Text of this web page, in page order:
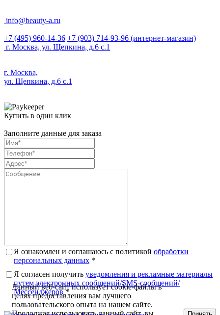
info@beauty-a.ru
+7 (495) 960-14-36 +7 (903) 714-93-96 (интернет-магазин)
г. Москва, ул. Щепкина, д.6 с.1
г. Москва,
ул. Щепкина, д.6 с.1
Купить в один клик
Заполните данные для заказа
Я ознакомлен и соглашаюсь с политикой обработки
персональных данных *
Я согласен получить уведомления и рекламные материалы
путем электронных сообщений/SMS-сообщений/
Мессенджеров *
Данный веб-сайт использует cookie-файлы в
целях предоставления вам лучшего
пользовательского опыта на нашем сайте.
Продолжая использовать данный сайт, вы
Принять